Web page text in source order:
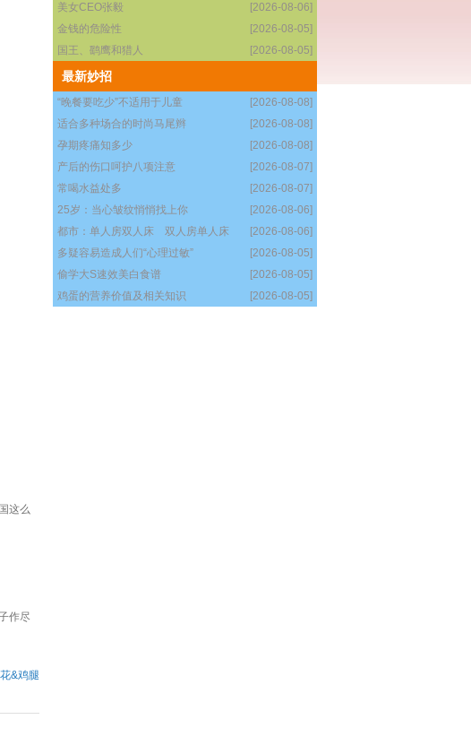
这么
作尽
&鸡腿
[2026-08-06]
美女CEO张毅
[2026-08-05]
金钱的危险性
[2026-08-05]
国王、鹞鹰和猎人
最新妙招
[2026-08-08]
“晚餐要吃少”不适用于儿童
[2026-08-08]
适合多种场合的时尚马尾辫
[2026-08-08]
孕期疼痛知多少
[2026-08-07]
产后的伤口呵护八项注意
[2026-08-07]
常喝水益处多
[2026-08-06]
25岁：当心皱纹悄悄找上你
[2026-08-06]
都市：单人房双人床 双人房单人床
[2026-08-05]
多疑容易造成人们“心理过敏”
[2026-08-05]
偷学大S速效美白食谱
[2026-08-05]
鸡蛋的营养价值及相关知识